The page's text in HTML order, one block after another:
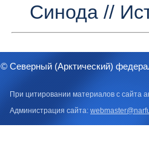
Синода //
© Северный (Арктический)
При цитировании материалов с сайта
Администрация сайта: